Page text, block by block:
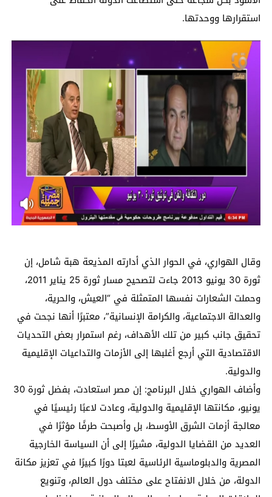
استقرارها ووحدتها.
وقال الهواري، في الحوار الذي أدارته المذيعة هبة شامل، إن
ثورة 30 يونيو 2013 جاءت لتصحيح مسار ثورة 25 يناير 2011،
وحملت الشعارات نفسها المتمثلة في “العيش، والحرية،
والعدالة الاجتماعية، والكرامة الإنسانية”، معتبرًا أنها نجحت في
تحقيق جانب كبير من تلك الأهداف، رغم استمرار بعض التحديات
الاقتصادية التي أرجع أغلبها إلى الأزمات والتداعيات الإقليمية
والدولية.
وأضاف الهواري خلال البرنامج: إن مصر استعادت، بفضل ثورة 30
يونيو، مكانتها الإقليمية والدولية، وعادت لاعبًا رئيسيًا في
معالجة أزمات الشرق الأوسط، بل وأصبحت طرفًا مؤثرًا في
العديد من القضايا الدولية، مشيرًا إلى أن السياسة الخارجية
المصرية والدبلوماسية الرئاسية لعبتا دورًا كبيرًا في تعزيز مكانة
الدولة، من خلال الانفتاح على مختلف دول العالم، وتنويع